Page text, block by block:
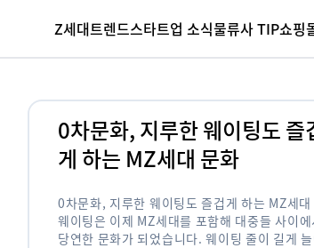
Z세대트렌드스타트업 소식물류사 TIP쇼핑
0차문화, 지루한 웨이팅도 즐
게 하는 MZ세대 문화
0차문화, 지루한 웨이팅도 즐겁게 하는 MZ세대
웨이팅은 이제 MZ세대를 포함해 대중들 사이에
당연한 문화가 되었습니다. 웨이팅 줄이 길게